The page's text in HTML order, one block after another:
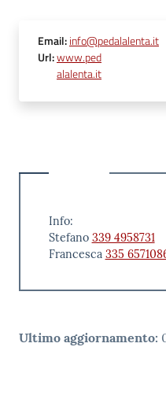
Email:info@pedalalenta.it
Url:www.ped
alalenta.it
Info:
Stefano 339 4958731
Francesca 335
Ultimo aggiornamento: